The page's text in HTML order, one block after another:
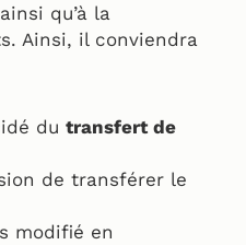
qu’à la
Ainsi, il conviendra
du transfert de
de transférer le
modifié en